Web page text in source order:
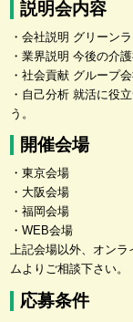
説明会内容
・会社説明 グリーン
・業界説明 今後の介
・社会貢献 グループ
・自己分析 就活に役
う。
開催会場
・東京会場
・大阪会場
・福岡会場
・WEB会場
上記会場以外、オン
ムよりご相談下さい。
応募条件